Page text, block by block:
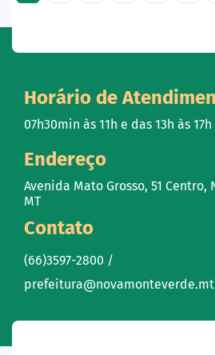
Horário de
07h30min às 11h e das 13h às 17h
Endereço
Avenida Mato Grosso, 51 Centro,
MT
Contato
(66)3597-2800 /